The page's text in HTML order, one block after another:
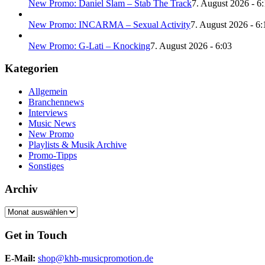
New Promo: Daniel Slam – Stab The Track7. August 2026 -
New Promo: INCARMA – Sexual Activity7. August 2026 -
New Promo: G-Lati – Knocking7. August 2026 - 6:03
Kategorien
Allgemein
Branchennews
Interviews
Music News
New Promo
Playlists & Musik Archive
Promo-Tipps
Sonstiges
Archiv
Archiv
Get in Touch
E-Mail: shop@khb-musicpromotion.de